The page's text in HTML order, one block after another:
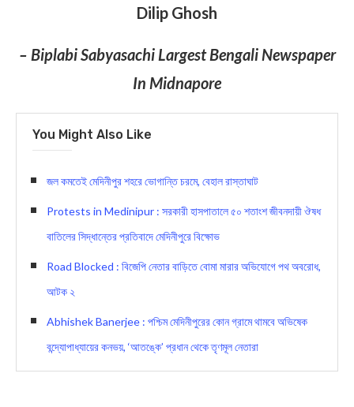
Dilip Ghosh
– Biplabi Sabyasachi Largest Bengali Newspaper
In Midnapore
You Might Also Like
জল কমতেই মেদিনীপুর শহরে ভোগান্তি চরমে, বেহাল রাস্তাঘাট
Protests in Medinipur : সরকারী হাসপাতালে ৫০ শতাংশ জীবনদায়ী ঔষধ
বাতিলের সিদ্ধান্তের প্রতিবাদে মেদিনীপুরে বিক্ষোভ
Road Blocked : বিজেপি নেতার বাড়িতে বোমা মারার অভিযোগে পথ অবরোধ,
আটক ২
Abhishek Banerjee : পশ্চিম মেদিনীপুরের কোন গ্রামে থামবে অভিষেক
বন্দ্যোপাধ্যায়ের কনভয়, ‘আতঙ্কে’ প্রধান থেকে তৃণমূল নেতারা